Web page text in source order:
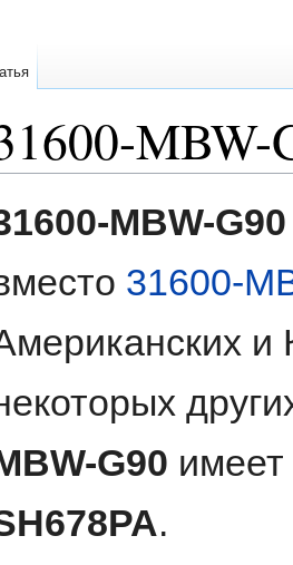
MBW-
MBW-G90
31600-
и
G90 имеет
.